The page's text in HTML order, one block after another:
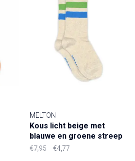
MELTON
Kous licht beige met
blauwe en groene streep
€7,95 €4,77